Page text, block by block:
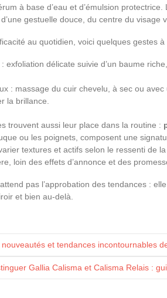
à base d’eau et d’émulsion
gestuelle douce, du centre du visage
au quotidien, voici quelques gestes
exfoliation délicate suivie d’un baume
: massage du cuir chevelu, à sec ou
la brillance.
trouvent aussi leur place dans la routine :
ou les poignets, composent une
textures et actifs selon le ressenti de
loin des effets d’annonce et des
pas l’approbation des tendances :
et bien au-delà.
et tendances incontournables
Gallia Calisma et Calisma Relais :